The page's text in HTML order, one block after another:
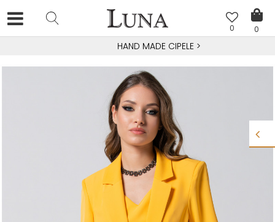
0
0
HAND MADE CIPELE>